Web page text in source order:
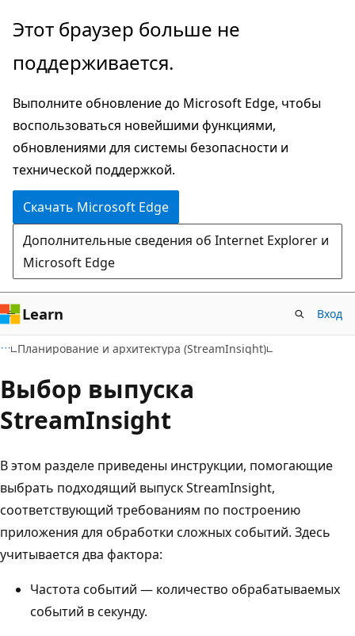
Пропустить
перейти
основному
содержимому
Этот браузер больше не
поддерживается.
Выполните обновление до Microsoft Edge, чтобы
воспользоваться новейшими функциями,
обновлениями для системы безопасности и
технической поддержкой.
Скачать Microsoft Edge
Дополнительные сведения об Internet Explorer и
Microsoft Edge
Learn Вход
Планирование и архитектура (StreamInsight)
Выбор выпуска
StreamInsight
В этом разделе приведены инструкции, помогающие
выбрать подходящий выпуск StreamInsight,
соответствующий требованиям по построению
приложения для обработки сложных событий. Здесь
учитывается два фактора:
Частота событий — количество обрабатываемых
событий в секунду.